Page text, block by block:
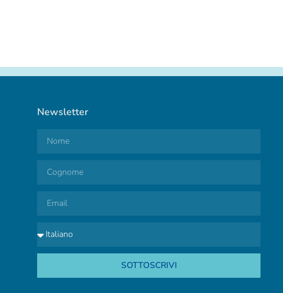
Newsletter
SOTTOSCRIVI